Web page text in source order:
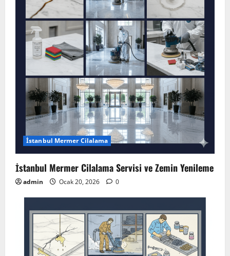
İstanbul Mermer Cilalama
İstanbul Mermer Cilalama Servisi ve Zemin Yenileme
admin Ocak 20, 2026 0